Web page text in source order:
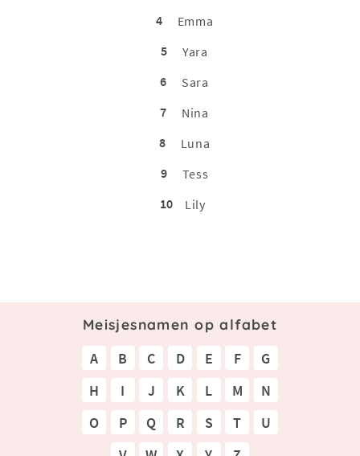
4
Emma
5
Yara
6
Sara
7
Nina
8
Luna
9
Tess
10
Lily
Meisjesnamen op alfabet
A B C D E F
G
H
I J K L M
N
O
P Q R S T
U